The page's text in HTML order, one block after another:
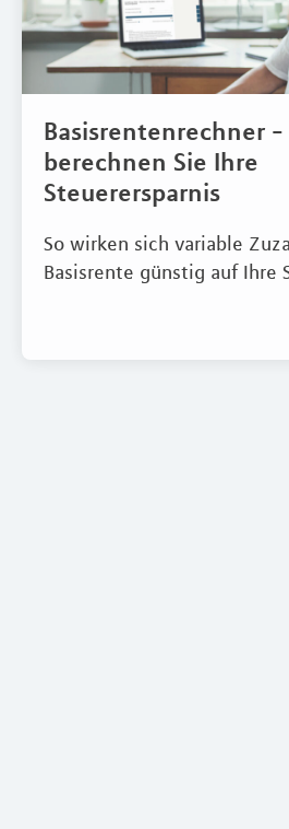
Basisrentenrechner -
berechnen Sie Ihre
Steuerersparnis
So wirken sich variable
Basisrente günstig auf Ihre